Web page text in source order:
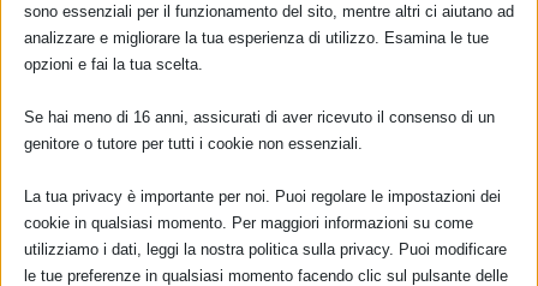
DONA E ASSOCIATI CON PAYPAL!
Dona
15,00€
(25,00€ se sei un’associazione)
per associarti
sono essenziali per il funzionamento del sito, mentre altri ci aiutano ad
analizzare e migliorare la tua esperienza di utilizzo. Esamina le tue
opzioni e fai la tua scelta.
Se hai meno di 16 anni, assicurati di aver ricevuto il consenso di un
genitore o tutore per tutti i cookie non essenziali.
La tua privacy è importante per noi. Puoi regolare le impostazioni dei
cookie in qualsiasi momento. Per maggiori informazioni su come
utilizziamo i dati, leggi la nostra politica sulla privacy. Puoi modificare
le tue preferenze in qualsiasi momento facendo clic sul pulsante delle